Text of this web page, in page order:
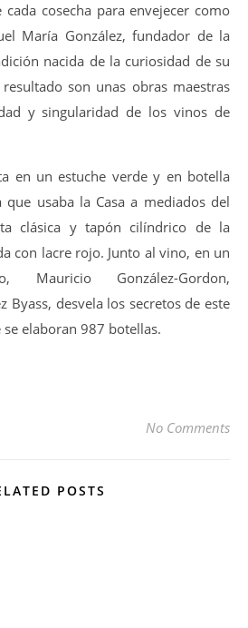
cosecha para envejecer como
María González, fundador de la
nacida de la curiosidad de su
son unas obras maestras
y singularidad de los vinos de
en un estuche verde y en botella
que usaba la Casa a mediados del
clásica y tapón cilíndrico de la
con lacre rojo. Junto al vino, en un
Mauricio González-Gordon,
Byass, desvela los secretos de este
elaboran 987 botellas.
No Comments
POSTS